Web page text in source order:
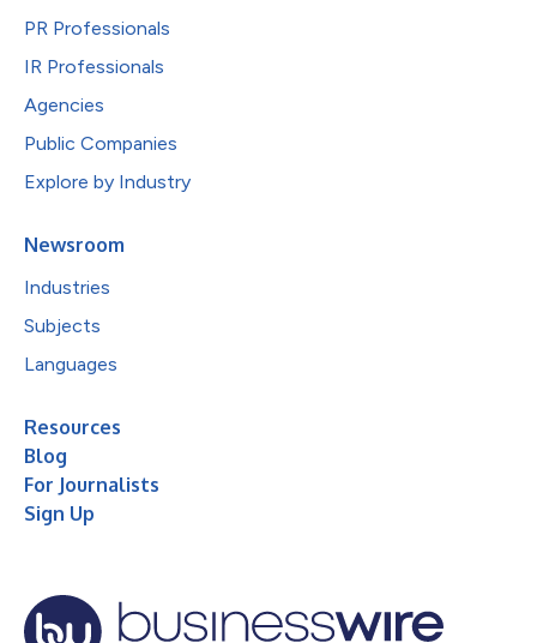
PR Professionals
IR Professionals
Agencies
Public Companies
Explore by Industry
Newsroom
Industries
Subjects
Languages
Resources
Blog
For Journalists
Sign Up